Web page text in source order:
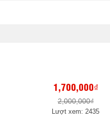
1,700,000₫
2,000,000₫
Lượt xem: 2435